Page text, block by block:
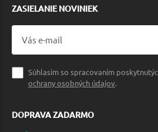
ZASIELANIE NOVINIEK
Súhlasím so spracovaním
ochrany osobných údajov.
DOPRAVA ZADARMO